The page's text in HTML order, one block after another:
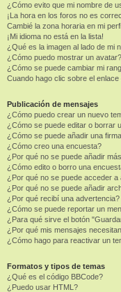
¿Cómo evito que mi nombre de
¡La hora en los foros no es
Cambié la zona horaria en mi
¡Mi idioma no está en la lista!
¿Qué es la imagen al lado de mi
¿Cómo puedo mostrar un avatar?
¿Cómo se puede cambiar mi
Cuando hago clic sobre el
Publicación de mensajes
¿Cómo puedo crear un nuevo
¿Cómo se puede editar o borrar
¿Cómo se puede añadir una
¿Cómo creo una encuesta?
¿Por qué no se puede añadir
¿Cómo edito o borro una
¿Por qué no se puede acceder a
¿Por qué no se puede añadir
¿Por qué recibí una advertencia?
¿Cómo se puede reportar un
¿Para qué sirve el botón
¿Por qué mis mensajes
¿Cómo hago para reactivar un
Formatos y tipos de temas
¿Qué es el código BBCode?
¿Puedo usar HTML?